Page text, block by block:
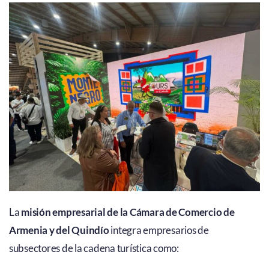
Lamisión empresarial de la Cámara de Comercio de
Armenia y del Quindíointegra empresarios de
subsectores de la cadena turística como: